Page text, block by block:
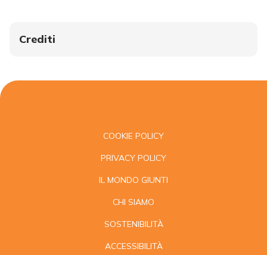
Crediti
COOKIE POLICY
PRIVACY POLICY
IL MONDO GIUNTI
CHI SIAMO
SOSTENIBILITÀ
ACCESSIBILITÀ